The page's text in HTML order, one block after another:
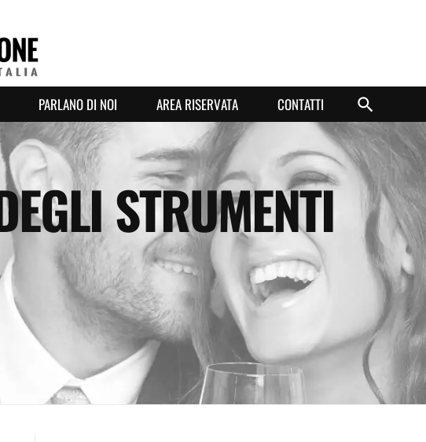
PARLANO DI NOI AREA RISERVATA CONTATTI
STRUMENTI